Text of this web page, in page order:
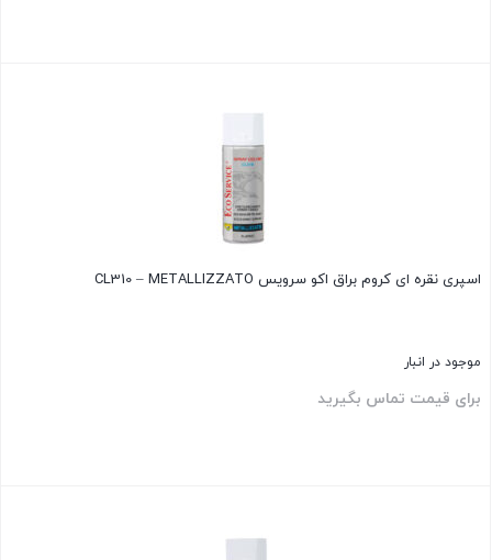
اسپری نقره ای کروم براق اکو سرویس CL310 – METALLIZZATO
موجود در انبار
برای قیمت تماس بگیرید